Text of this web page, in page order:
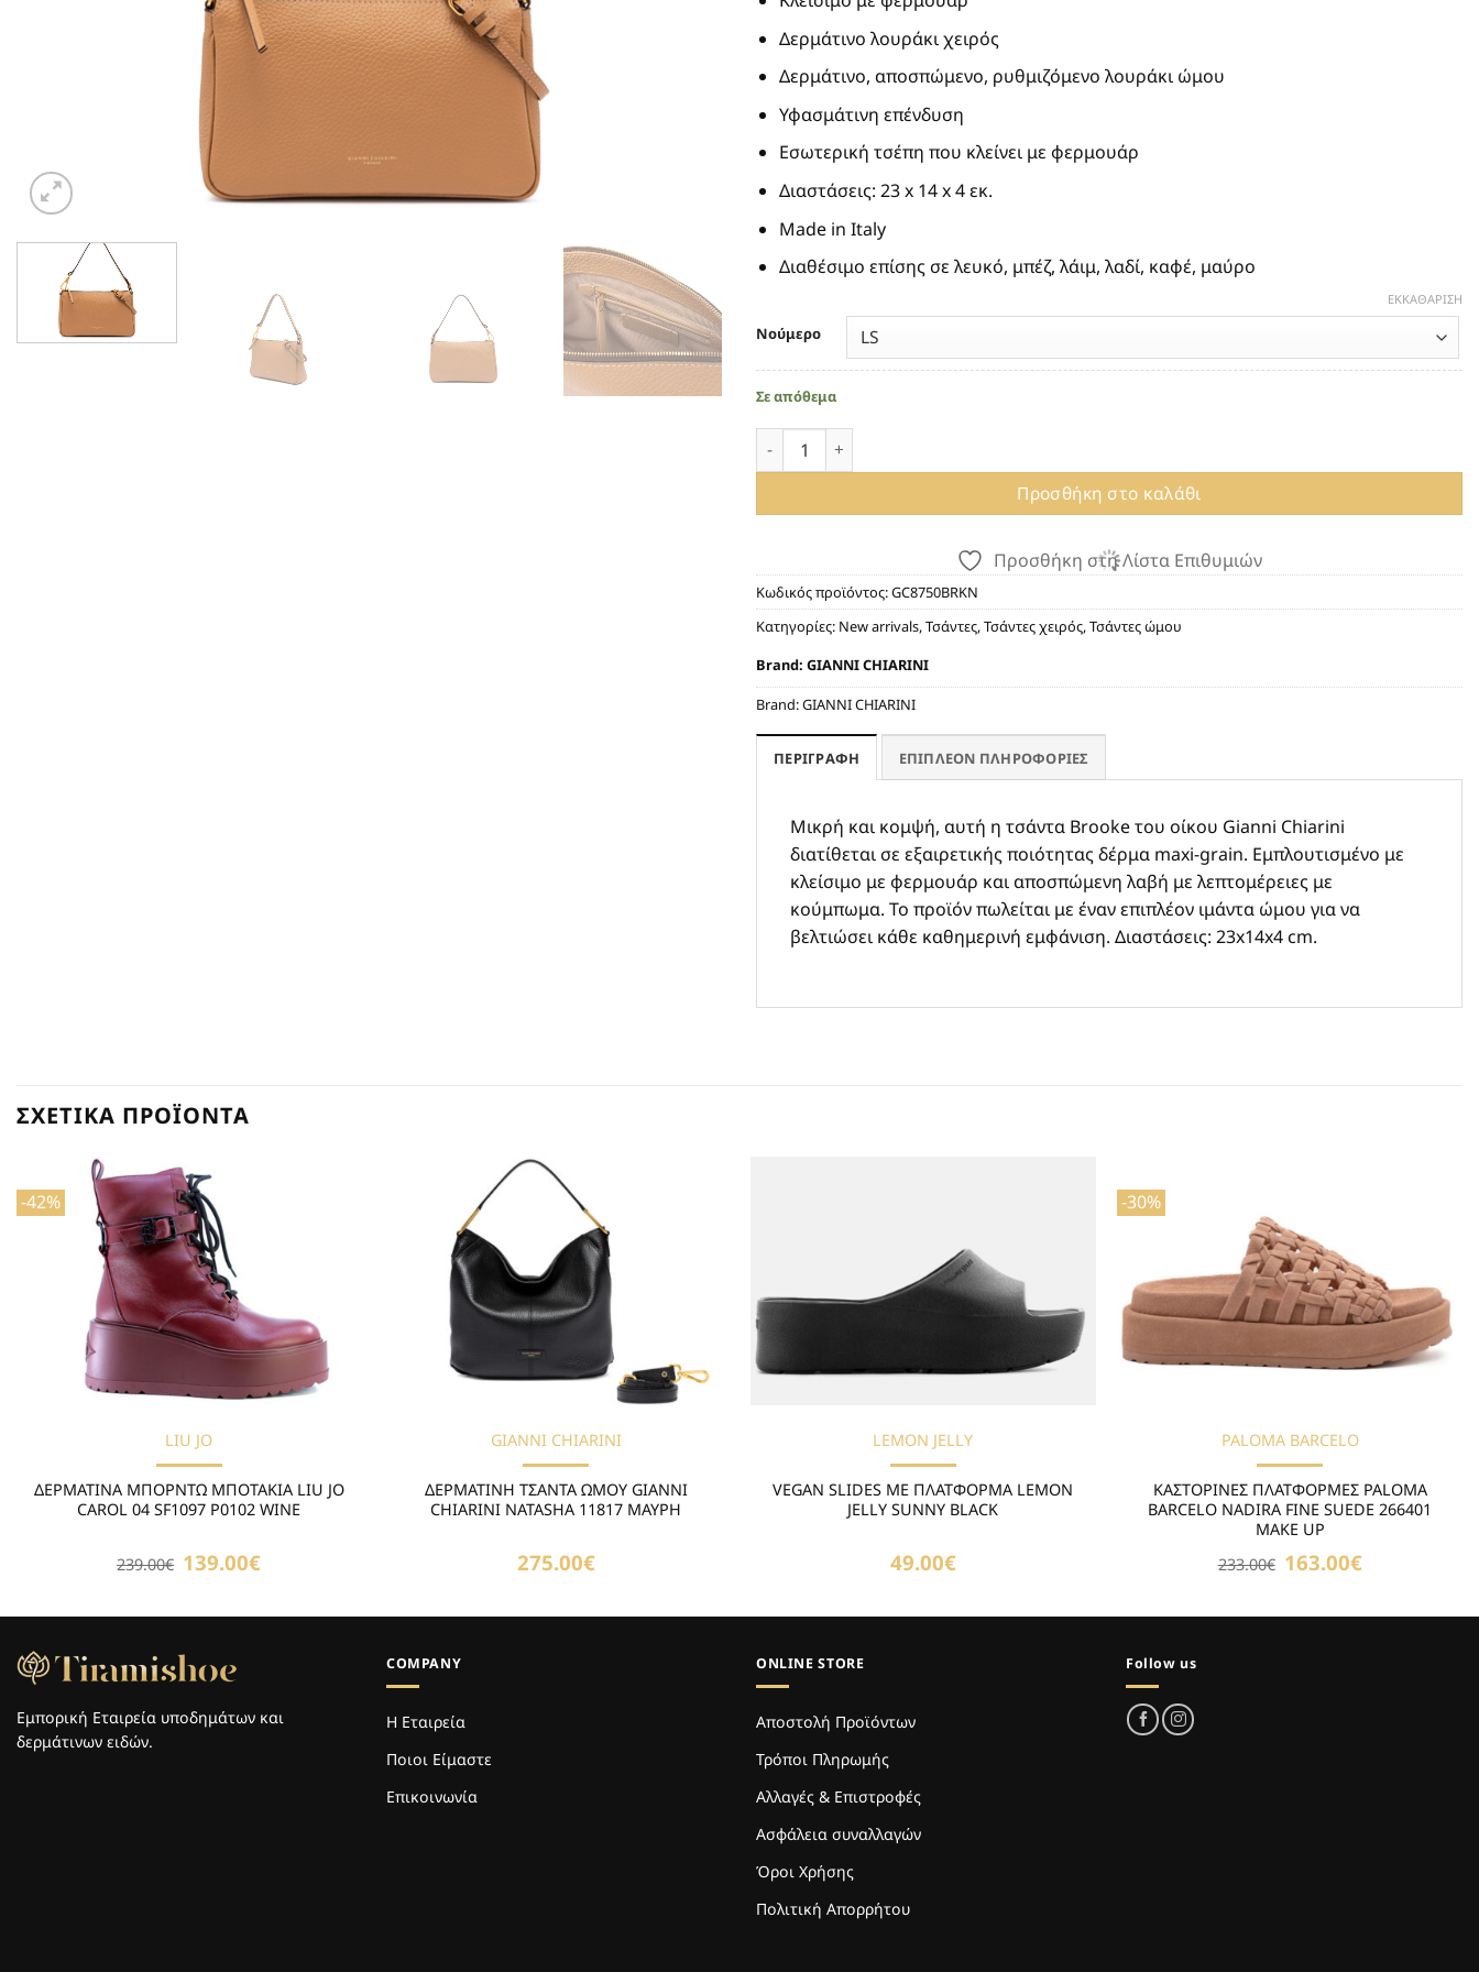
Δερμάτινο λουράκι χειρός
Δερμάτινο, αποσπώμενο, ρυθμιζόμενο λουράκι ώμου
Υφασμάτινη επένδυση
Εσωτερική τσέπη που κλείνει με φερμουάρ
Διαστάσεις: 23 x 14 x 4 εκ.
Made in Italy
Διαθέσιμο επίσης σε λευκό, μπέζ, λάιμ, λαδί, καφέ, μαύρο
Νούμερο
ΕΚΚΑΘΆΡΙΣΗ
Σε απόθεμα
ΔΕΡΜΑΤΙΝΟ ΤΑΜΠΑ ΤΣΑΝΤΑΚΙ GIANNI CHIARINI BROOKE BS8750 NATURE ποσότητα
Προσθήκη στο καλάθι
Προσθήκη στη Λίστα Επιθυμιών
Κωδικός προϊόντος:GC8750BRKN
Κατηγορίες: New arrivals,Τσάντες,Τσάντες χειρός,Τσάντες ώμου
Brand: GIANNI CHIARINI
Brand:GIANNI CHIARINI
ΠΕΡΙΓΡΑΦΉ ΕΠΙΠΛΈΟΝ ΠΛΗΡΟΦΟΡΊΕΣ
Μικρή και κομψή, αυτή η τσάντα Brooke του οίκου Gianni Chiarini
διατίθεται σε εξαιρετικής ποιότητας δέρμα maxi-grain. Εμπλουτισμένο με
κλείσιμο με φερμουάρ και αποσπώμενη λαβή με λεπτομέρειες με
κούμπωμα. Το προϊόν πωλείται με έναν επιπλέον ιμάντα ώμου για να
βελτιώσει κάθε καθημερινή εμφάνιση. Διαστάσεις: 23x14x4 cm.
ΣΧΕΤΙΚΆ ΠΡΟΪΌΝΤΑ
-42%
LIU JO
ΔΕΡΜΑΤΙΝΑ ΜΠΟΡΝΤΩ ΜΠΟΤΑΚΙΑ LIU JO
CAROL 04 SF1097 P0102 WINE
239.00€ Original
price
139.00€Η
139.00€.
GIANNI CHIARINI
ΔΕΡΜΑΤΙΝΗ ΤΣΑΝΤΑ ΩΜΟΥ GIANNI
CHIARINI NATASHA 11817 ΜΑΥΡΗ
275.00€
LEMON JELLY
VEGAN SLIDES ΜΕ ΠΛΑΤΦΟΡΜΑ LEMON
JELLY SUNNY BLACK
49.00€
-30%
PALOMA BARCELO
ΚΑΣΤΟΡΙΝΕΣ ΠΛΑΤΦΟΡΜΕΣ PALOMA
BARCELO NADIRA FINE SUEDE 266401
MAKE UP
233.00€ Original
price
163.00€Η
τρέχουσα
163.00€.
Εμπορική Εταιρεία υποδημάτων και
δερμάτινων ειδών.
COMPANY
Η Εταιρεία
Ποιοι Είμαστε
Επικοινωνία
ONLINE STORE
Αποστολή Προϊόντων
Τρόποι Πληρωμής
Αλλαγές & Επιστροφές
Ασφάλεια συναλλαγών
Όροι Χρήσης
Πολιτική Απορρήτου
Follow us